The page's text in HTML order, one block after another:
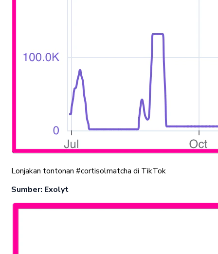
Lonjakan tontonan #cortisolmatcha di TikTok
Sumber: Exolyt